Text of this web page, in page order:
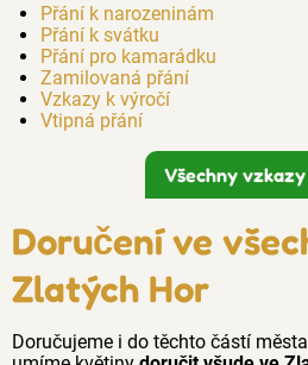
Přání k narozeninám
Přání k svátku
Přání pro kamarádku
Zamilovaná přání
Vzkazy k výročí
Vtipná přání
Všechny
Doručení ve
Zlatých Hor
Doručujeme i do těchto částí